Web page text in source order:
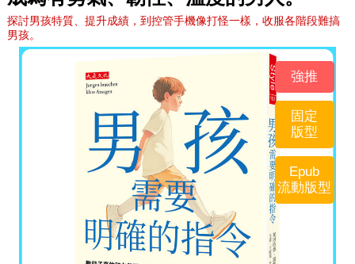
探討男孩特質、提升成績，到控管手機像打怪一樣，收服各階段難搞
男孩。
強推
固定
版型
Epub
流動版型